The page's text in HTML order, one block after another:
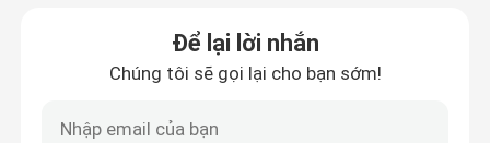
Để lại lời nhắn
Chúng tôi sẽ gọi lại cho bạn sớm!